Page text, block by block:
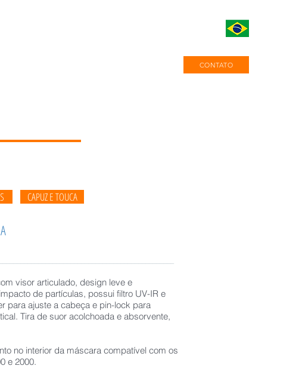
CONTATO
CAPUZ E TOUCA
visor articulado, design leve e
de partículas, possui filtro UV-IR e
para ajuste a cabeça e pin-lock para
Tira de suor acolchoada e absorvente,
no interior da máscara compatível com os
e 2000.